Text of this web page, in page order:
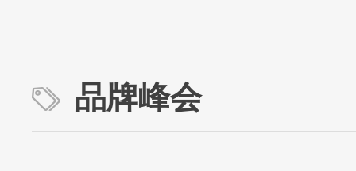
品牌峰会